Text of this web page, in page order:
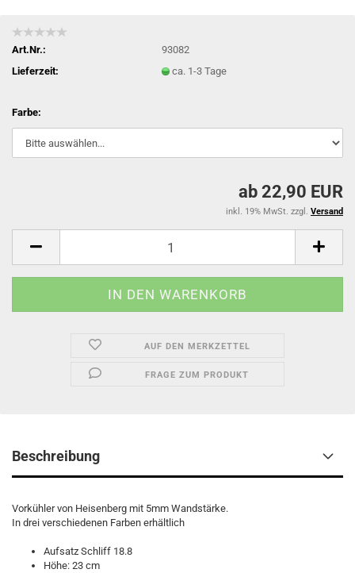
Art.Nr.:
93082
Lieferzeit:
ca. 1-3 Tage
Farbe:
ab 22,90 EUR
inkl. 19% MwSt. zzgl. Versand
AUF DEN MERKZETTEL
FRAGE ZUM PRODUKT
Beschreibung
Vorkühler von Heisenberg mit 5mm Wandstärke.
In drei verschiedenen Farben erhältlich
Aufsatz Schliff 18.8
Höhe: 23 cm